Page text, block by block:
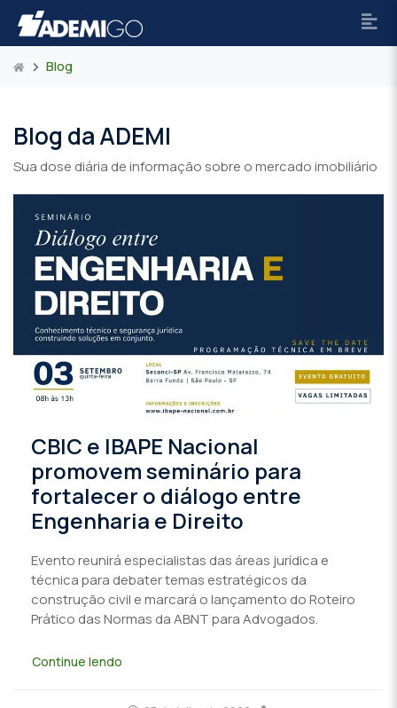
Blog
Blog da ADEMI
Sua dose diária de informação sobre o mercado imobiliário
CBIC e IBAPE Nacional
promovem seminário para
fortalecer o diálogo entre
Engenharia e Direito
Evento reunirá especialistas das áreas jurídica e
técnica para debater temas estratégicos da
construção civil e marcará o lançamento do Roteiro
Prático das Normas da ABNT para Advogados.
Continue lendo